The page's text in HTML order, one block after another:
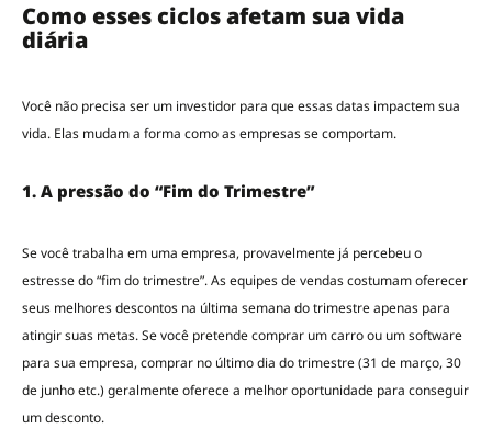
Como esses ciclos afetam sua vida
diária
Você não precisa ser um investidor para que essas datas impactem sua
vida. Elas mudam a forma como as empresas se comportam.
1. A pressão do “Fim do Trimestre”
Se você trabalha em uma empresa, provavelmente já percebeu o
estresse do “fim do trimestre”. As equipes de vendas costumam oferecer
seus melhores descontos na última semana do trimestre apenas para
atingir suas metas. Se você pretende comprar um carro ou um software
para sua empresa, comprar no último dia do trimestre (31 de março, 30
de junho etc.) geralmente oferece a melhor oportunidade para conseguir
um desconto.